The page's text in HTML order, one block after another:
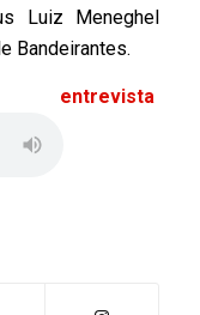
Luiz Meneghel
Bandeirantes.